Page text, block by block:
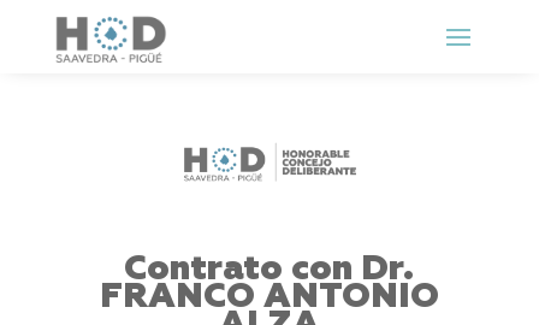
Contrato con Dr.
FRANCO ANTONIO